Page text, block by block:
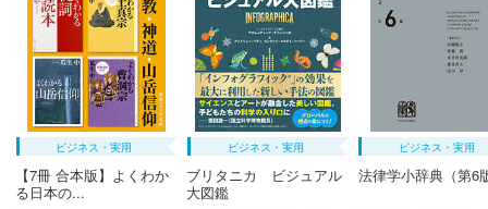
ビジネス・実用
【7冊 合本版】よくわか
る日本の...
ビジネス・実用
ブリタニカ ビジュアル
大図鑑
ビジネス・実用
法律学小辞典（第6